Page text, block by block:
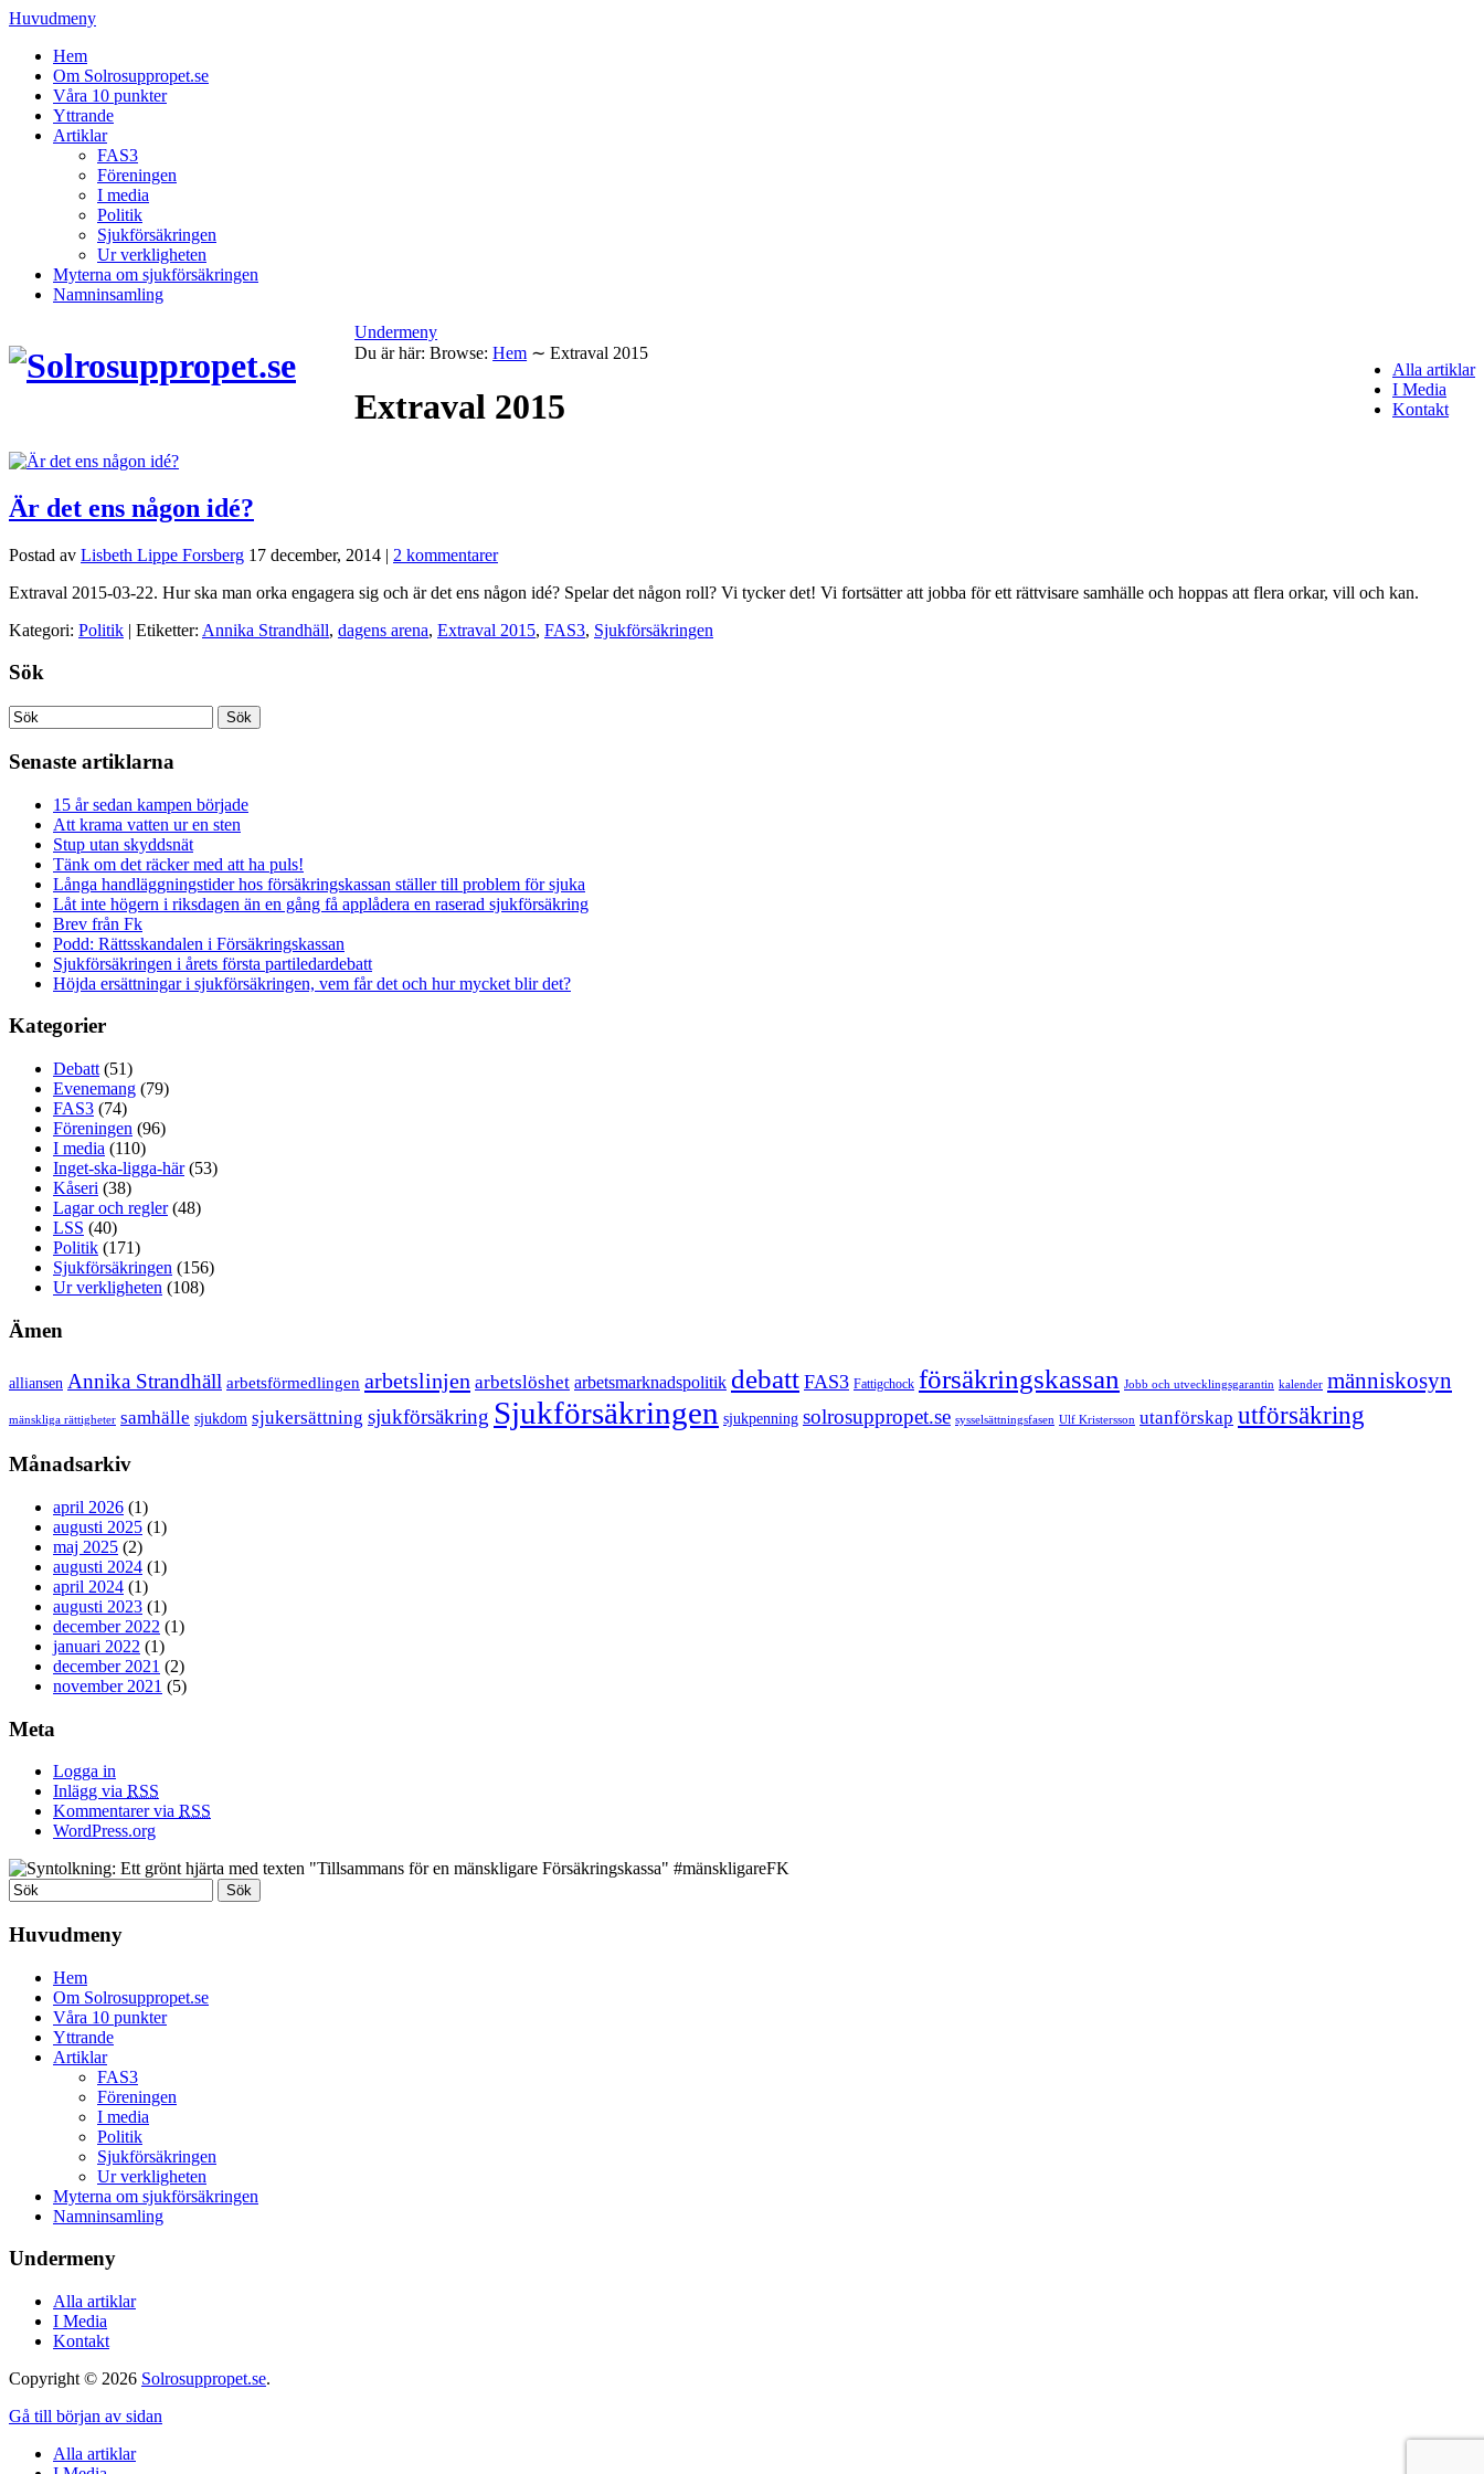
Huvudmeny
Hem
Om Solrosuppropet.se
Våra 10 punkter
Yttrande
Artiklar
FAS3
Föreningen
I media
Politik
Sjukförsäkringen
Ur verkligheten
Myterna om sjukförsäkringen
Namninsamling
Undermeny
Alla artiklar
I Media
Kontakt
Du är här: Browse: Hem ∼ Extraval 2015
Extraval 2015
Är det ens någon idé?
Postad av Lisbeth Lippe Forsberg 17 december, 2014 | 2 kommentarer
Extraval 2015-03-22. Hur ska man orka engagera sig och är det ens någon idé? Spelar det någon roll? Vi tycker det! Vi fortsätter att jobba för ett rättvisare samhälle och hoppas att flera orkar, vill och kan.
Kategori: Politik | Etiketter: Annika Strandhäll, dagens arena, Extraval 2015, FAS3, Sjukförsäkringen
Sök
Senaste artiklarna
15 år sedan kampen började
Att krama vatten ur en sten
Stup utan skyddsnät
Tänk om det räcker med att ha puls!
Långa handläggningstider hos försäkringskassan ställer till problem för sjuka
Låt inte högern i riksdagen än en gång få applådera en raserad sjukförsäkring
Brev från Fk
Podd: Rättsskandalen i Försäkringskassan
Sjukförsäkringen i årets första partiledardebatt
Höjda ersättningar i sjukförsäkringen, vem får det och hur mycket blir det?
Kategorier
Debatt (51)
Evenemang (79)
FAS3 (74)
Föreningen (96)
I media (110)
Inget-ska-ligga-här(53)
Kåseri (38)
Lagar och regler(48)
LSS (40)
Politik (171)
Sjukförsäkringen (156)
Ur verkligheten (108)
Ämen
alliansen Annika Strandhäll arbetsförmedlingen arbetslinjen arbetslöshet arbetsmarknadspolitik debatt FAS3 Fattigchock försäkringskassan Jobb och utvecklingsgarantin kalender människosyn
mänskliga rättigheter samhälle sjukdom sjukersättning sjukförsäkring Sjukförsäkringen sjukpenning solrosuppropet.se sysselsättningsfasen Ulf Kristersson utanförskap utförsäkring
Månadsarkiv
april 2026 (1)
augusti 2025 (1)
maj 2025 (2)
augusti 2024 (1)
april 2024 (1)
augusti 2023 (1)
december 2022 (1)
januari 2022 (1)
december 2021 (2)
november 2021 (5)
Meta
Logga in
Inlägg via RSS
Kommentarer via RSS
WordPress.org
Huvudmeny
Hem
Om Solrosuppropet.se
Våra 10 punkter
Yttrande
Artiklar
FAS3
Föreningen
I media
Politik
Sjukförsäkringen
Ur verkligheten
Myterna om sjukförsäkringen
Namninsamling
Undermeny
Alla artiklar
I Media
Kontakt
Copyright © 2026 Solrosuppropet.se.
Gå till början av sidan
Alla artiklar